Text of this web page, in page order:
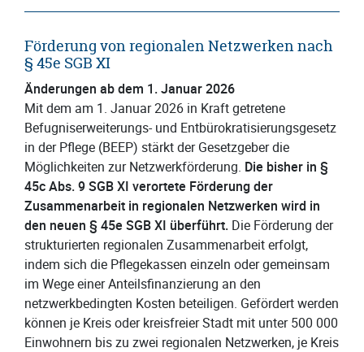
Förderung von regionalen Netzwerken nach
§ 45e SGB XI
Änderungen ab dem 1. Januar 2026
Mit dem am 1. Januar 2026 in Kraft getretene
Befugniserweiterungs- und Entbürokratisierungsgesetz
in der Pflege (BEEP) stärkt der Gesetzgeber die
Möglichkeiten zur Netzwerkförderung. Die bisher in §
45c Abs. 9 SGB XI verortete Förderung der
Zusammenarbeit in regionalen Netzwerken wird in
den neuen § 45e SGB XI überführt. Die Förderung der
strukturierten regionalen Zusammenarbeit erfolgt,
indem sich die Pflegekassen einzeln oder gemeinsam
im Wege einer Anteilsfinanzierung an den
netzwerkbedingten Kosten beteiligen. Gefördert werden
können je Kreis oder kreisfreier Stadt mit unter 500 000
Einwohnern bis zu zwei regionalen Netzwerken, je Kreis